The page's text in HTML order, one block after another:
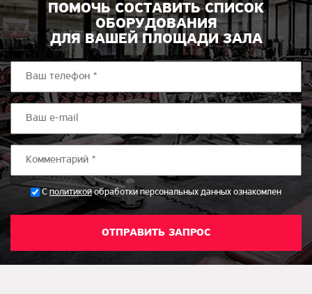
ПОМОЧЬ СОСТАВИТЬ СПИСОК
ОБОРУДОВАНИЯ
ДЛЯ ВАШЕЙ ПЛОЩАДИ ЗАЛА
* Сполитикойобработки персональных данных ознакомлен